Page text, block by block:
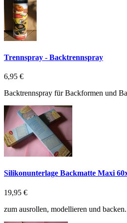
Trennspray - Backtrennspray
6,95 €
Backtrennspray für Backformen und
Silikonunterlage Backmatte Maxi
19,95 €
zum ausrollen, modellieren und